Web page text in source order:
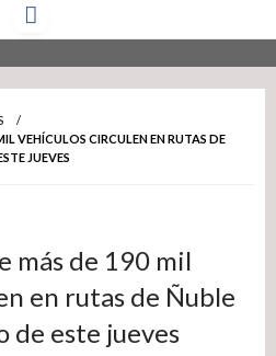
VEHÍCULOS CIRCULEN EN RUTAS DE
JUEVES
más de 190 mil
en rutas de Ñuble
este jueves